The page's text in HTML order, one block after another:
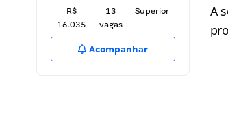
R$
16.035
13
vagas
Superior
Acompanhar
A